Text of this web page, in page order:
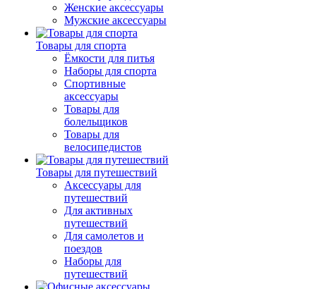
Женские аксессуары
Мужские аксессуары
Товары для спорта
Ёмкости для питья
Наборы для спорта
Спортивные
аксессуары
Товары для
болельщиков
Товары для
велосипедистов
Товары для путешествий
Аксессуары для
путешествий
Для активных
путешествий
Для самолетов и
поездов
Наборы для
путешествий